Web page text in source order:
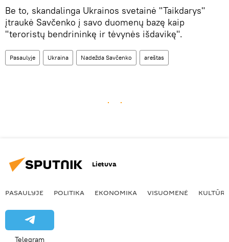
Be to, skandalinga Ukrainos svetainė "Taikdarys"
įtraukė Savčenko į savo duomenų bazę kaip
"teroristų bendrininkę ir tėvynės išdavikę".
Pasaulyje Ukraina Nadežda Savčenko areštas
Lietuva
PASAULYJE POLITIKA EKONOMIKA VISUOMENĖ KULTŪRA
Telegram